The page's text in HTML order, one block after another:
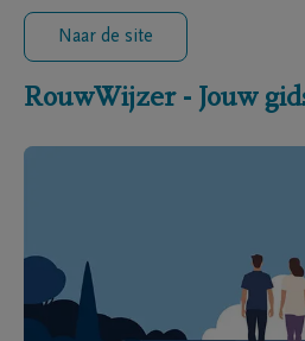
Naar de site
RouwWijzer - Jouw